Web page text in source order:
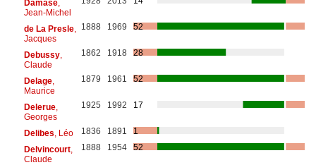
Damase,
Jean-Michel
de La Presle,
Jacques
1888 1969 52
Debussy,
Claude
1862 1918 28
Delage,
Maurice
1879 1961 52
Delerue,
Georges
1925 1992 17
Delibes , Léo 1836 1891
1
Delvincourt,
Claude
1888 1954 52